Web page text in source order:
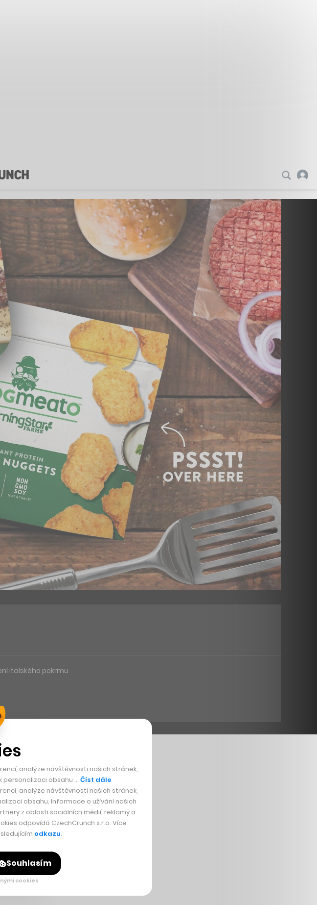
italského pokrmu
analýze návštěvnosti našich stránek,
personalizaci obsahu … Číst dále
analýze návštěvnosti našich stránek,
obsahu. Informace o užívání našich
z oblasti sociálních médií, reklamy a
odpovídá CzechCrunch s.r.o. Více
odkazu.
Souhlasím
cookies